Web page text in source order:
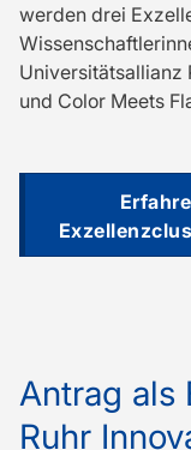
werden drei
Universitätsallianz
und Color Meets
Antrag als
Ruhr